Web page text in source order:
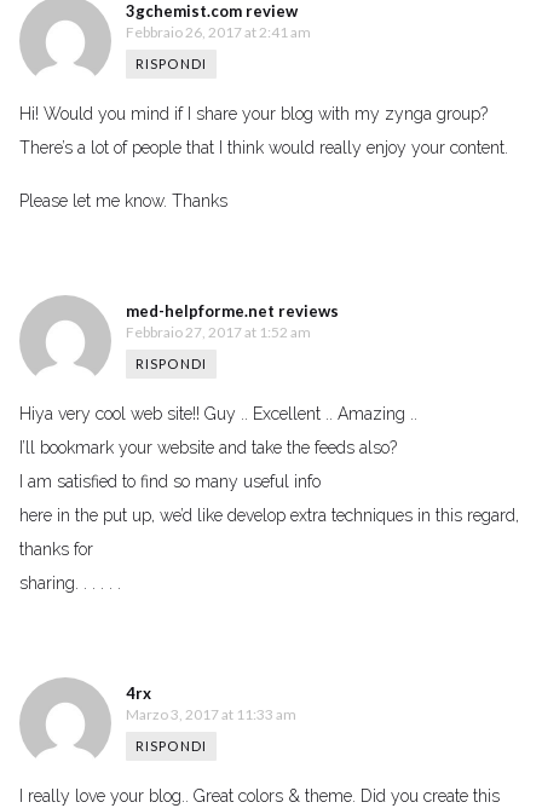
3gchemist.com review
Febbraio 26, 2017 at 2:41 am
RISPONDI
Hi! Would you mind if I share your blog with my zynga group?
There’s a lot of people that I think would really enjoy your content.
Please let me know. Thanks
med-helpforme.net reviews
Febbraio 27, 2017 at 1:52 am
RISPONDI
Hiya very cool web site!! Guy .. Excellent .. Amazing ..
I’ll bookmark your website and take the feeds also?
I am satisfied to find so many useful info
here in the put up, we’d like develop extra techniques in this regard,
thanks for
sharing. . . . . .
4rx
Marzo 3, 2017 at 11:33 am
RISPONDI
I really love your blog.. Great colors & theme. Did you create this